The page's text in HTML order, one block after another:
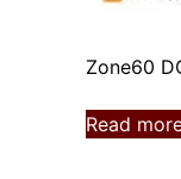
Zone60
Read